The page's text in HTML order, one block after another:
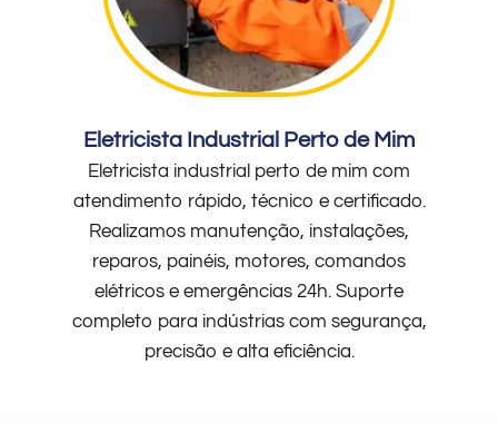
Eletricista Industrial Perto de Mim
Eletricista industrial perto de mim com
atendimento rápido, técnico e certificado.
Realizamos manutenção, instalações,
reparos, painéis, motores, comandos
elétricos e emergências 24h. Suporte
completo para indústrias com segurança,
precisão e alta eficiência.